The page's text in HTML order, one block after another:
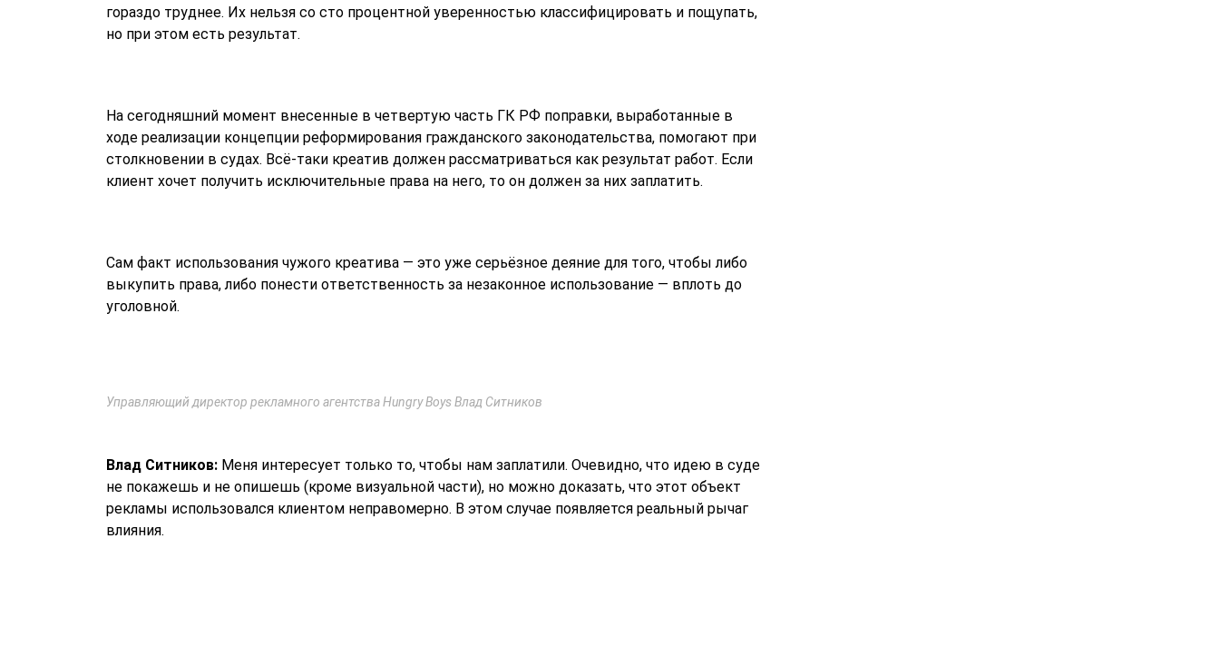
гораздо труднее. Их нельзя со сто процентной уверенностью классифицировать и пощупать,
но при этом есть результат.
На сегодняшний момент внесенные в четвертую часть ГК РФ поправки, выработанные в
ходе реализации концепции реформирования гражданского законодательства, помогают при
столкновении в судах. Всё-таки креатив должен рассматриваться как результат работ. Если
клиент хочет получить исключительные права на него, то он должен за них заплатить.
Сам факт использования чужого креатива — это уже серьёзное деяние для того, чтобы либо
выкупить права, либо понести ответственность за незаконное использование — вплоть до
уголовной.
Управляющий директор рекламного агентства Hungry Boys Влад Ситников
Влад Ситников: Меня интересует только то, чтобы нам заплатили. Очевидно, что идею в суде
не покажешь и не опишешь (кроме визуальной части), но можно доказать, что этот объект
рекламы использовался клиентом неправомерно. В этом случае появляется реальный рычаг
влияния.